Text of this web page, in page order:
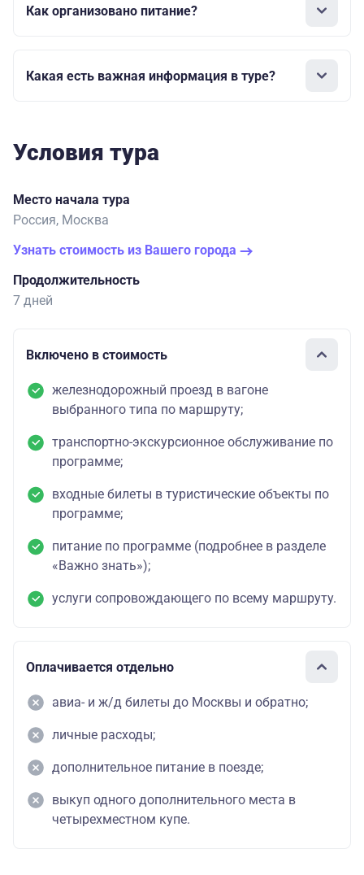
Как организовано питание?
Какая есть важная информация в туре?
Условия тура
Место начала тура
Россия, Москва
Узнать стоимость из Вашего города
Продолжительность
7 дней
Включено в стоимость
железнодорожный проезд в вагоне
выбранного типа по маршруту;
транспортно-экскурсионное обслуживание по
программе;
входные билеты в туристические объекты по
программе;
питание по программе (подробнее в разделе
«Важно знать»);
услуги сопровождающего по всему маршруту.
Оплачивается отдельно
авиа- и ж/д билеты до Москвы и обратно;
личные расходы;
дополнительное питание в поезде;
выкуп одного дополнительного места в
четырехместном купе.